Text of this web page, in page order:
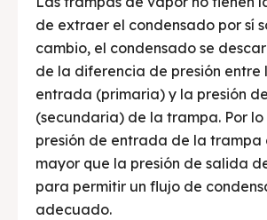
de extraer el condensado por sí
cambio, el condensado se
de la diferencia de presión entre
entrada (primaria) y la presión
(secundaria) de la trampa. Por
presión de entrada de la trampa
mayor que la presión de salida
para permitir un flujo de
adecuado.